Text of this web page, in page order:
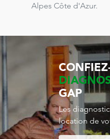
Alpes Côte d'Azur.
GAP
Les
location de